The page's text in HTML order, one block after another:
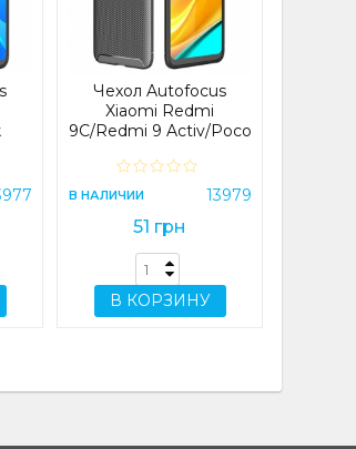
Чехол Autofocus
Xiaomi Redmi
9C/Redmi 9 Activ/Poco
В НАЛИЧИИ 13979
51 грн
В КОРЗИНУ